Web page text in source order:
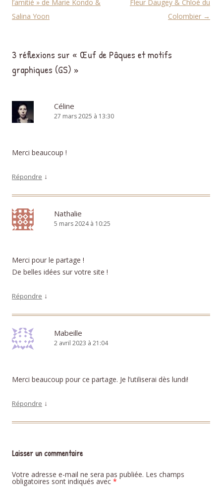
l’amitié » de Marie Kondo &
Salina Yoon
Fleur Daugey & Chloé du
Colombier →
3 réflexions sur « Œuf de Pâques et motifs
graphiques (GS) »
Céline
27 mars 2025 à 13:30
Merci beaucoup !
Répondre ↓
Nathalie
5 mars 2024 à 10:25
Merci pour le partage !
De belles idées sur votre site !
Répondre ↓
Mabeille
2 avril 2023 à 21:04
Merci beaucoup pour ce partage. Je l’utiliserai dès lundi!
Répondre ↓
Laisser un commentaire
Votre adresse e-mail ne sera pas publiée. Les champs
obligatoires sont indiqués avec *